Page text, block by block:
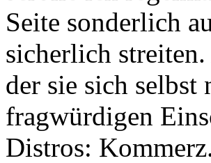
Seite sonderlich
sicherlich
der sie sich
fragwürdigen
Distros: